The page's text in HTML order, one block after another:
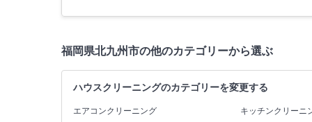
福岡県北九州市の他のカテゴリーから選ぶ
ハウスクリーニングのカテゴリーを変更する
エアコンクリーニング
キッチンクリーニ